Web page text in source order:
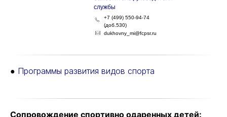
службы
dukhovny_mi@fcpsr.ru
+7 (499) 550-94-74
(доб.530)
● Программы развития видов спорта
Сопровождение спортивно одаренных детей: